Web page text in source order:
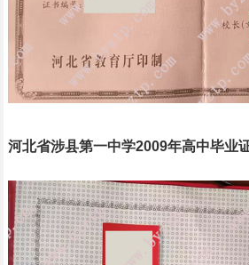
河北省涉县第一中学2009年高中毕业